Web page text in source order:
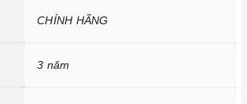
Euro kera chịu lực, chịu nhiệt
Made in Germany.
in Germany.
CHÍNH HÃNG
3 năm